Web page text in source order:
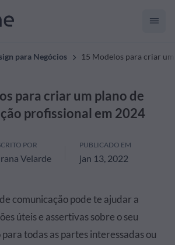
para Negócios 15 Modelos para criar
para criar um plano de
profissional em 2024
POR
Velarde
PUBLICADO EM
jan 13, 2022
comunicação pode te ajudar a
úteis e assertivas sobre o seu
todas as partes interessadas ou